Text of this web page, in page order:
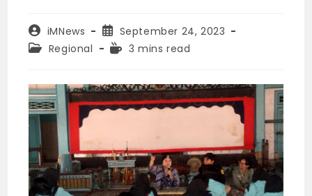
Post
author:
iMNews
Post
published:
September 24, 2023
PostRegional
Reading
3 mins read